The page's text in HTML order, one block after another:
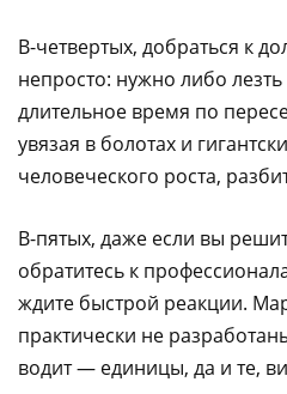
В-четвертых, добраться к
непросто: нужно либо лезть
длительное время по
увязая в болотах и
человеческого роста,
В-пятых, даже если вы
обратитесь к
ждите быстрой реакции.
практически не
водит — единицы, да и те,